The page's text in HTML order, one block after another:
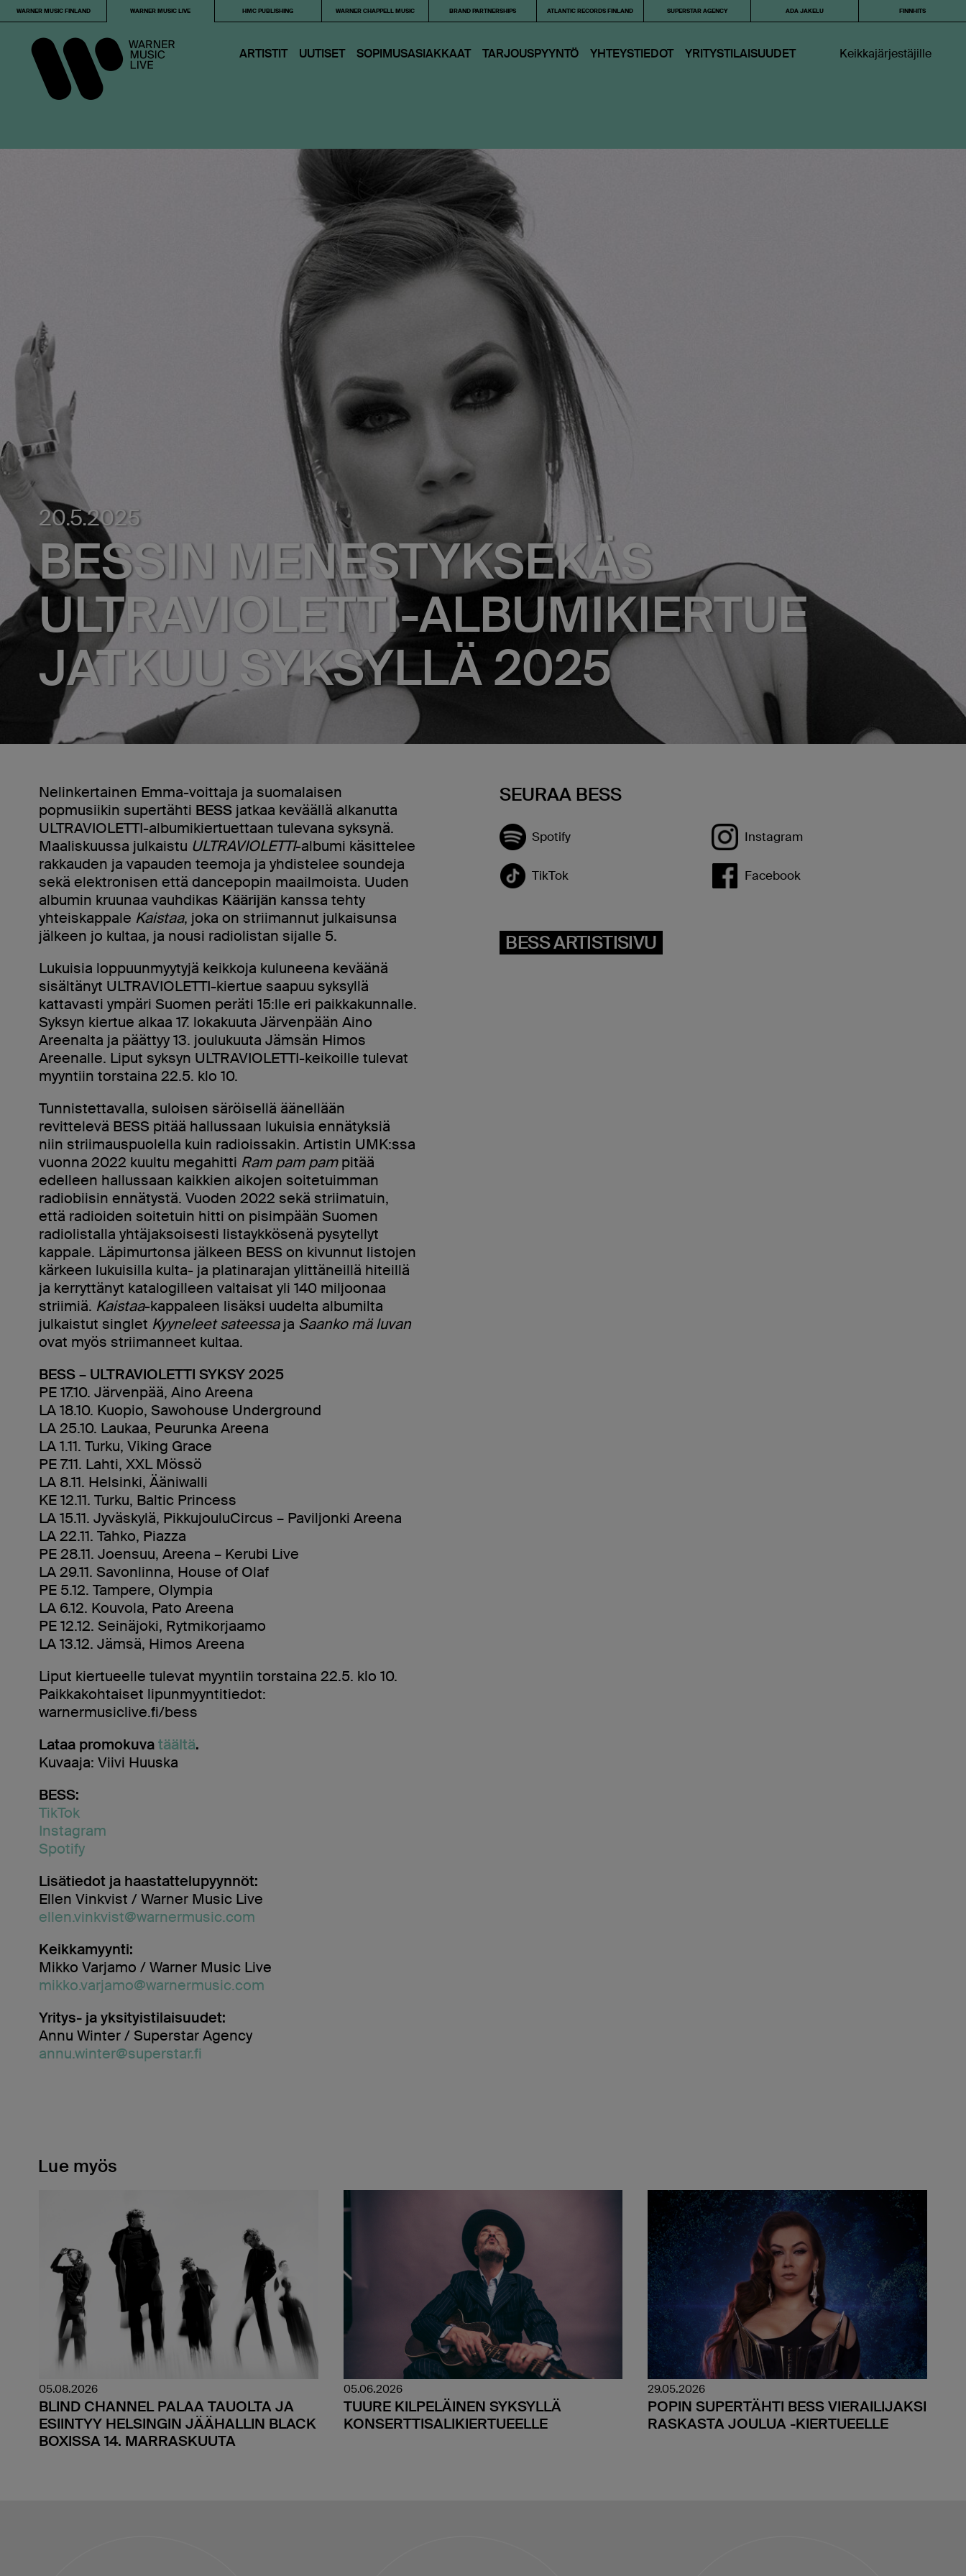
WARNER MUSIC FINLAND WARNER MUSIC LIVE HMC PUBLISHING WARNER CHAPPELL MUSIC BRAND PARTNERSHIPS ATLANTIC RECORDS FINLAND SUPERSTAR AGENCY ADA JAKELU FINNHITS
ARTISTIT UUTISET SOPIMUSASIAKKAAT TARJOUS­PYYNTÖ YHTEYSTIEDOT YRITYSTILAISUUDET Keikkajärjestäjille
20.5.2025
BESSIN MENESTYKSEKÄS
ULTRAVIOLETTI-ALBUMIKIERTUE
JATKUU SYKSYLLÄ 2025
Nelinkertainen Emma-voittaja ja suomalaisen
popmusiikin supertähti BESS jatkaa keväällä alkanutta
ULTRAVIOLETTI-albumikiertuettaan tulevana syksynä.
Maaliskuussa julkaistu ULTRAVIOLETTI-albumi käsittelee
rakkauden ja vapauden teemoja ja yhdistelee soundeja
sekä elektronisen että dancepopin maailmoista. Uuden
albumin kruunaa vauhdikas Käärijän kanssa tehty
yhteiskappale Kaistaa, joka on striimannut julkaisunsa
jälkeen jo kultaa, ja nousi radiolistan sijalle 5.
Lukuisia loppuunmyytyjä keikkoja kuluneena keväänä
sisältänyt ULTRAVIOLETTI-kiertue saapuu syksyllä
kattavasti ympäri Suomen peräti 15:lle eri paikkakunnalle.
Syksyn kiertue alkaa 17. lokakuuta Järvenpään Aino
Areenalta ja päättyy 13. joulukuuta Jämsän Himos
Areenalle. Liput syksyn ULTRAVIOLETTI-keikoille tulevat
myyntiin torstaina 22.5. klo 10.
Tunnistettavalla, suloisen säröisellä äänellään
revittelevä BESS pitää hallussaan lukuisia ennätyksiä
niin striimauspuolella kuin radioissakin. Artistin UMK:ssa
vuonna 2022 kuultu megahitti Ram pam pampitää
edelleen hallussaan kaikkien aikojen soitetuimman
radiobiisin ennätystä. Vuoden 2022 sekä striimatuin,
että radioiden soitetuin hitti on pisimpään Suomen
radiolistalla yhtäjaksoisesti listaykkösenä pysytellyt
kappale. Läpimurtonsa jälkeen BESS on kivunnut listojen
kärkeen lukuisilla kulta- ja platinarajan ylittäneillä hiteillä
ja kerryttänyt katalogilleen valtaisat yli 140 miljoonaa
striimiä. Kaistaa-kappaleen lisäksi uudelta albumilta
julkaistut singlet Kyyneleet sateessaja Saanko mä luvan
ovat myös striimanneet kultaa.
BESS – ULTRAVIOLETTI SYKSY 2025
PE 17.10. Järvenpää, Aino Areena
LA 18.10. Kuopio, Sawohouse Underground
LA 25.10. Laukaa, Peurunka Areena
LA 1.11. Turku, Viking Grace
PE 7.11. Lahti, XXL Mössö
LA 8.11. Helsinki, Ääniwalli
KE 12.11. Turku, Baltic Princess
LA 15.11. Jyväskylä, PikkujouluCircus – Paviljonki Areena
LA 22.11. Tahko, Piazza
PE 28.11. Joensuu, Areena – Kerubi Live
LA 29.11. Savonlinna, House of Olaf
PE 5.12. Tampere, Olympia
LA 6.12. Kouvola, Pato Areena
PE 12.12. Seinäjoki, Rytmikorjaamo
LA 13.12. Jämsä, Himos Areena
Liput kiertueelle tulevat myyntiin torstaina 22.5. klo 10.
Paikkakohtaiset lipunmyyntitiedot:
warnermusiclive.fi/bess
Lataa promokuvatäältä.
Kuvaaja: Viivi Huuska
BESS:
TikTok
Instagram
Spotify
Lisätiedot ja haastattelupyynnöt:
Ellen Vinkvist / Warner Music Live
ellen.vinkvist@warnermusic.com
Keikkamyynti:
Mikko Varjamo / Warner Music Live
mikko.varjamo@warnermusic.com
Yritys- ja yksityistilaisuudet:
Annu Winter / Superstar Agency
annu.winter@superstar.fi
SEURAA BESS
Spotify Instagram
TikTok Facebook
BESS ARTISTISIVU
Lue myös
05.08.2026
BLIND CHANNEL PALAA TAUOLTA JA
ESIINTYY HELSINGIN JÄÄHALLIN BLACK
BOXISSA 14. MARRASKUUTA
05.06.2026
TUURE KILPELÄINEN SYKSYLLÄ
KONSERTTISALIKIERTUEELLE
29.05.2026
POPIN SUPERTÄHTI BESS VIERAILIJAKSI
RASKASTA JOULUA -KIERTUEELLE